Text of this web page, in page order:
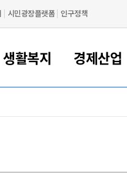
시민광장플랫폼 인구정책
저당권 설정/말소 등록
생활복지
수질검사
경제산업
청년뜰(청년센터/창업센터)
부서별 팩스번호